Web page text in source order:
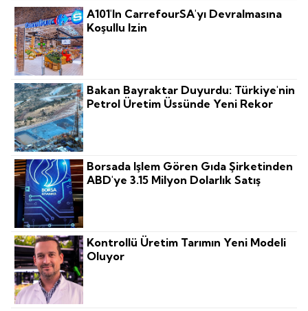
A101'in CarrefourSA'yı Devralmasına
Koşullu Izin
Bakan Bayraktar Duyurdu: Türkiye'nin
Petrol Üretim Üssünde Yeni Rekor
Borsada Işlem Gören Gıda Şirketinden
ABD'ye 3.15 Milyon Dolarlık Satış
Kontrollü Üretim Tarımın Yeni Modeli
Oluyor